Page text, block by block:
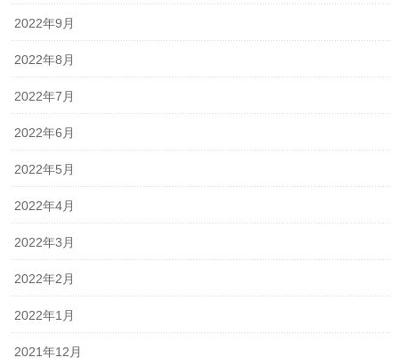
2022年9月
2022年8月
2022年7月
2022年6月
2022年5月
2022年4月
2022年3月
2022年2月
2022年1月
2021年12月